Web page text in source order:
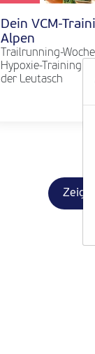
Dein VCM-
Alpen
Trailrunning-
Hypoxie-Training
der Leutasch
Zeige